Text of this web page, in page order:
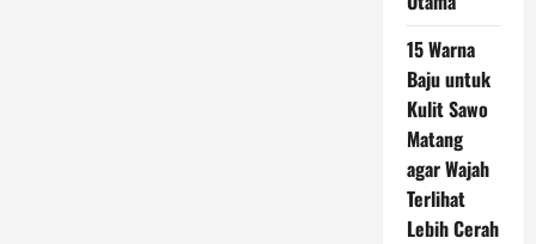
15 Warna
Baju untuk
Kulit Sawo
Matang
agar Wajah
Terlihat
Lebih Cerah